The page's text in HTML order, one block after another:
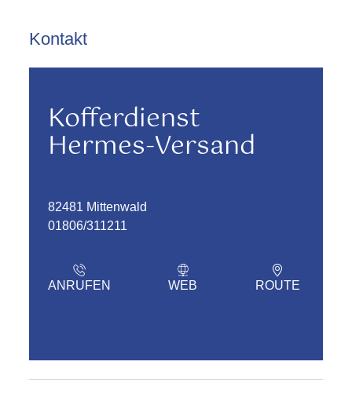
Kontakt
Kofferdienst
Hermes-Versand
82481 Mittenwald
01806/311211
ANRUFEN WEB ROUTE